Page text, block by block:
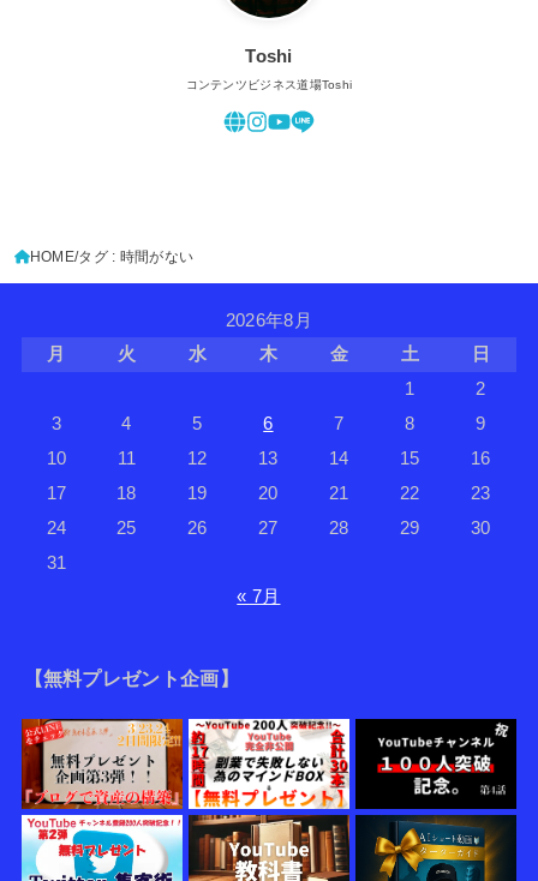
Toshi
コンテンツビジネス道場Toshi
HOME タグ : 時間がない
2026年8月
月
火 水 木 金 土
日
1
2
3
4 5 6 7 8
9
10
11 12 13 14 15
16
17
18 19 20 21 22
23
24
25 26 27 28 29
30
31
« 7月
【無料プレゼント企画】